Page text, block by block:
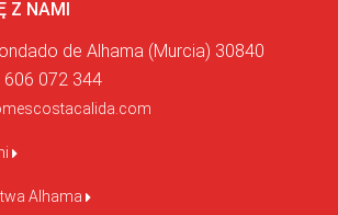
Z NAMI
de Alhama (Murcia) 30840
606 072 344
Alhama